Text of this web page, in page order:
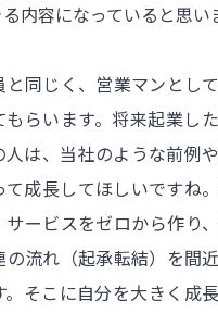
内容になっていると思い
同じく、営業マンとし
らいます。将来起業し
は、当社のような前例
て成長してほしいですね
サービスをゼロから作り
流れ（起承転結）を間
そこに自分を大きく成